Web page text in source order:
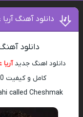
دانلود آهنگ
دانلود
دانلود اهنگ جدید
کامل و کیفیت 320 و 128 از رسانه ی
called Cheshmak